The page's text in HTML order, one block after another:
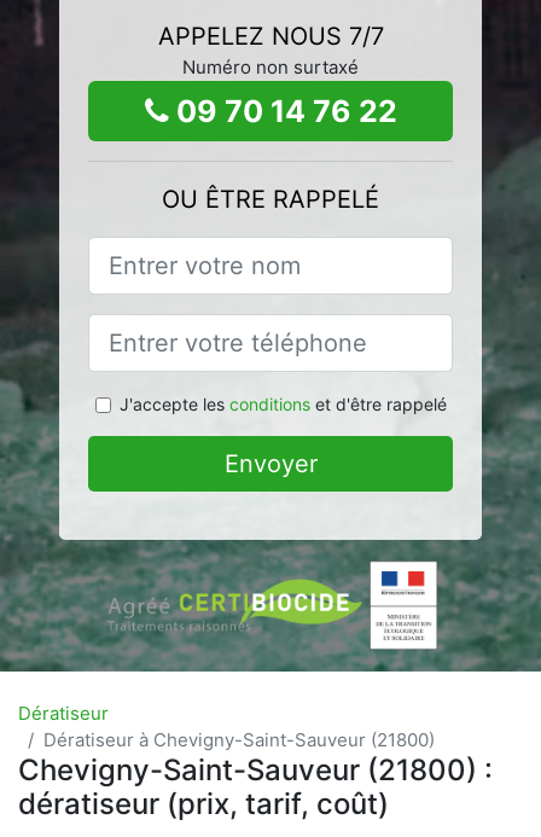
APPELEZ NOUS 7/7
Numéro non surtaxé
09 70 14 76 22
OU ÊTRE RAPPELÉ
J'accepte les conditionset d'être rappelé
Envoyer
Dératiseur
Dératiseur à Chevigny-Saint-Sauveur (21800)
Chevigny-Saint-Sauveur (21800) :
dératiseur (prix, tarif, coût)